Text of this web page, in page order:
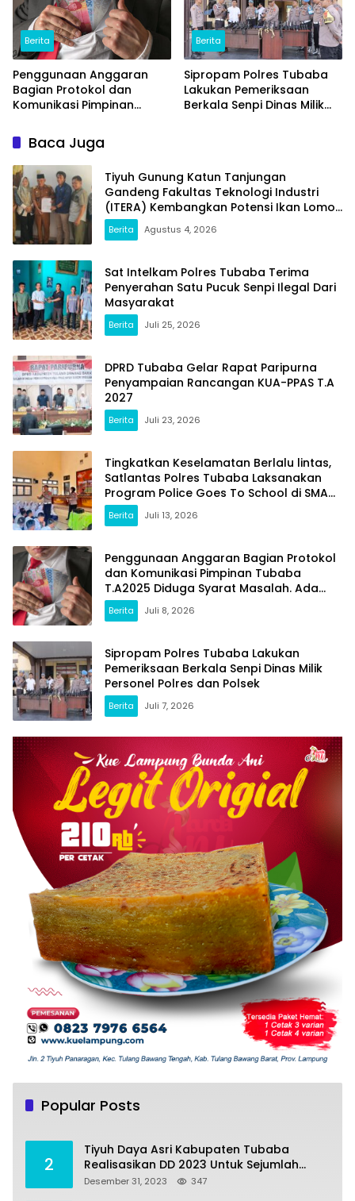
Berita
Penggunaan Anggaran
Bagian Protokol dan
Komunikasi Pimpinan
Syarat Masalah. Ada
Indikasi Tumpang Tindih
dan Kegiatan Fiktif
Berita
Sipropam Polres Tubaba
Lakukan Pemeriksaan
Berkala Senpi Dinas Milik
Baca Juga
Tiyuh Gunung Katun Tanjungan
Gandeng Fakultas Teknologi Industri
(ITERA) Kembangkan Potensi Ikan Lomou
Menjadi Prodak Unggulan
Berita Agustus 4, 2026
Sat Intelkam Polres Tubaba Terima
Penyerahan Satu Pucuk Senpi Ilegal Dari
Masyarakat
Berita Juli 25, 2026
DPRD Tubaba Gelar Rapat Paripurna
Penyampaian Rancangan KUA-PPAS T.A
2027
Berita Juli 23, 2026
Tingkatkan Keselamatan Berlalu lintas,
Satlantas Polres Tubaba Laksanakan
Program Police Goes To School di SMAN
1 Tumijajar
Berita Juli 13, 2026
Penggunaan Anggaran Bagian Protokol
dan Komunikasi Pimpinan Tubaba
T.A2025 Diduga Syarat Masalah. Ada
Indikasi Tumpang Tindih dan Kegiatan
Fiktif
Berita Juli 8, 2026
Sipropam Polres Tubaba Lakukan
Pemeriksaan Berkala Senpi Dinas Milik
Personel Polres dan Polsek
Berita Juli 7, 2026
Popular Posts
Pembangunan
Juli 4, 2022
2
Tiyuh Daya Asri Kabupaten Tubaba
Realisasikan DD 2023 Untuk Sejumlah
Program Pembangunan
Desember 31, 2023 347